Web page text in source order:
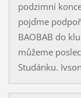
podzimní
pojďme
BAOBAB do
můžeme
Studánku. Ivson